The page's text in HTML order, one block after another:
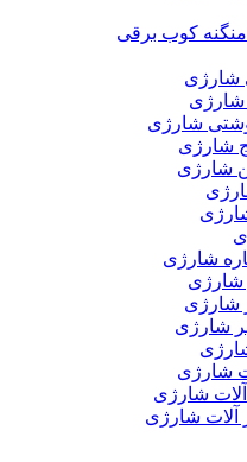
کوب برقی
شارژی
شارژی
شارژی
شارژی
شارژی
شارژی
شارژی
شارژی
شارژی
شارژی
آلات شارژی
آلات شارژی